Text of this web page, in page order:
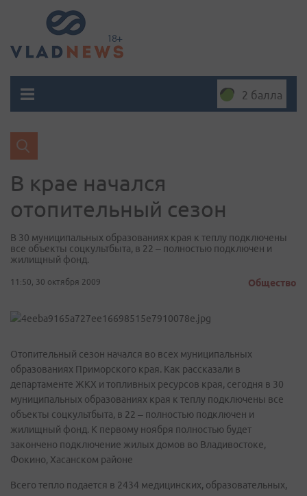
2 балла
В крае начался
отопительный сезон
В 30 муниципальных образованиях края к теплу подключены
все объекты соцкультбыта, в 22 – полностью подключен и
жилищный фонд.
11:50, 30 октября 2009 Общество
Отопительный сезон начался во всех муниципальных
образованиях Приморского края. Как рассказали в
департаменте ЖКХ и топливных ресурсов края, сегодня в 30
муниципальных образованиях края к теплу подключены все
объекты соцкультбыта, в 22 – полностью подключен и
жилищный фонд. К первому ноября полностью будет
закончено подключение жилых домов во Владивостоке,
Фокино, Хасанском районе
Всего тепло подается в 2434 медицинских, образовательных,